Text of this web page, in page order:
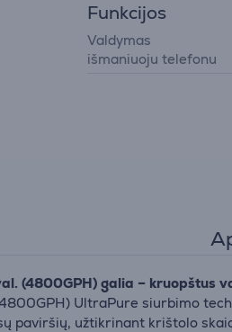
Funkcijos
Valdymas
išmaniuoju telefonu
(4800GPH) galia – kruopštus
UltraPure siurbimo
paviršių, užtikrinant krištolo